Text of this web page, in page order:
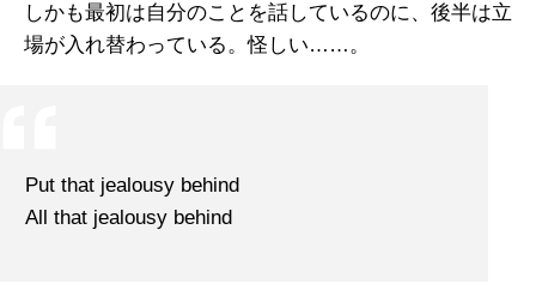
しかも最初は自分のことを話しているのに、後半は立
場が入れ替わっている。怪しい……。
Put that jealousy behind
All that jealousy behind